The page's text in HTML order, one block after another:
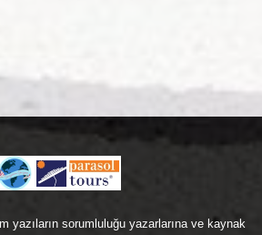
yazıların sorumluluğu yazarlarına ve kaynak